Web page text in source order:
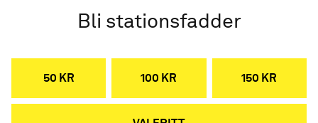
Bli stationsfadder
50 KR 100 KR 150 KR